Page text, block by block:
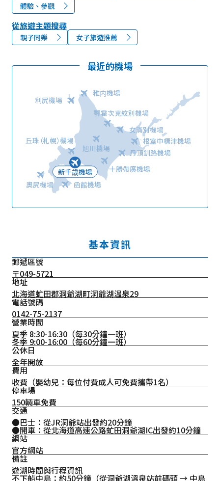
體驗、參觀
從旅遊主題搜尋
親子同樂 女子旅遊推薦
最近的機場
新千歳機場
丘珠（札幌）機場
函館機場
奧尻機場
旭川機場
稚内機場
利尻機場
鄂霍次克紋別機場
女滿別機場
根室中標津機場
丹頂釧路機場
十勝帶廣機場
基本資訊
郵遞區號
〒049-5721
地址
北海道虻田郡洞爺湖町洞爺湖温泉29
電話號碼
0142-75-2137
營業時間
夏季 8:30-16:30（每30分鐘一班）
冬季 9:00-16:00（每60分鐘一班）
公休日
全年開放
費用
收費（嬰幼兒：每位付費成人可免費攜帶1名）
停車場
150輛車免費
交通
●巴士：從JR洞爺站出發約20分鐘
●開車：從北海道高速公路虻田洞爺湖IC出發約10分鐘
網站
官方網站
備註
遊湖時間與行程資訊
不下船中島：約50分鐘（從洞爺湖溫泉站前碼頭 → 中島